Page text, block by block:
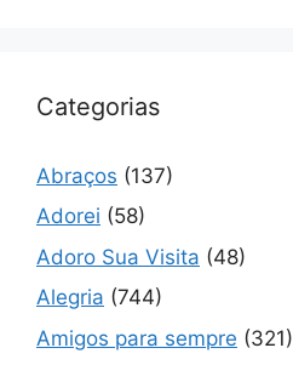
Categorias
Abraços (137)
Adorei (58)
Adoro Sua Visita (48)
Alegria (744)
Amigos para sempre (321)